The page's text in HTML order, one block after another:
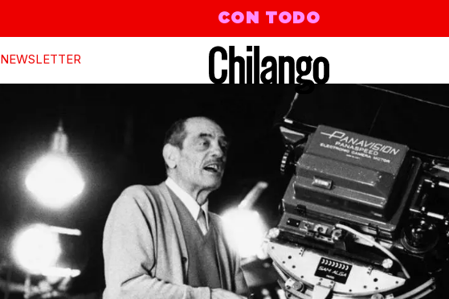
CON TODO
NEWSLETTER